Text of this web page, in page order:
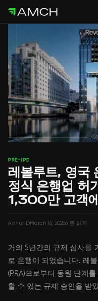
PRE-IPO
레볼루트, 영국
정식 은행업
1,300만 고객
Arthur DMarch 16, 20266 분 읽기
거의 5년간의 규제 심사를
로 은행이 되었습니다. 레
(PRA)으로부터 동원 단계
할 수 있는 규제 승인을 받